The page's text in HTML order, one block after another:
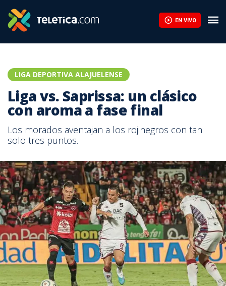
EN VIVO
LIGA DEPORTIVA ALAJUELENSE
Liga vs. Saprissa: un clásico
con aroma a fase final
Los morados aventajan a los rojinegros con tan
solo tres puntos.